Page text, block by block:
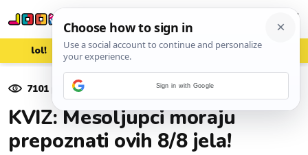
lol! aww vrh! woot?!
7101 pregleda
KVIZ: Mesoljupci moraju
prepoznati ovih 8/8 jela!
Sign in with Google